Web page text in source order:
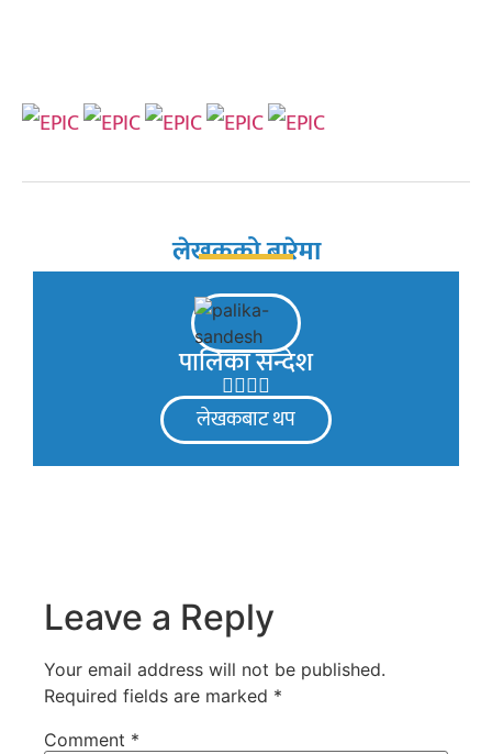
लेखकको बारेमा
पालिका सन्देश
लेखकबाट थप
Leave a Reply
Your email address will not be published.
Required fields are marked *
Comment *